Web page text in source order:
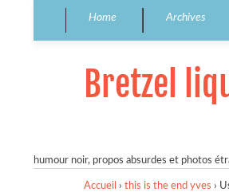
Home Archives
Bretzel
humour noir, propos absurdes et photos
Accueil › this is the end yves ›